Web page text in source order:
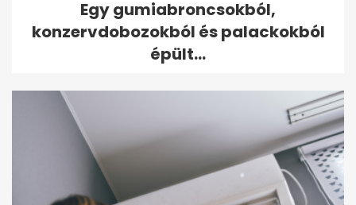
Egy gumiabroncsokból,
konzervdobozokból és palackokból
épült...